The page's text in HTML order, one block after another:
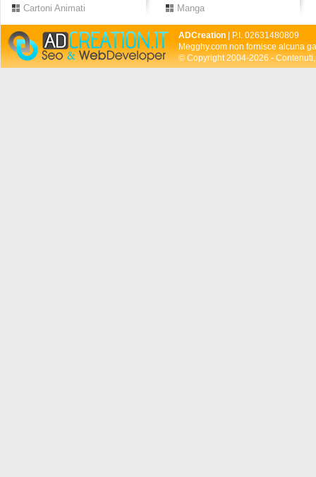
Cartoni Animati
Manga
ADCreation | P.I. 02631480809
Megghy.com non fornisce alcuna
© Copyright 2004-2026 -